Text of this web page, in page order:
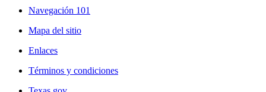
Navegación 101
Mapa del sitio
Enlaces
Términos y condiciones